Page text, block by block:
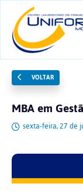
VOLTAR
MBA em
sexta-feira, 27 de